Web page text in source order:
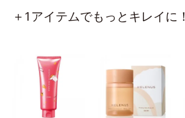
＋1アイテムでもっとキレイに！